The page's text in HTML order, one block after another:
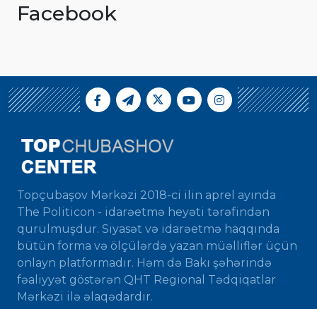
Facebook
Topçubaşov Mərkəzi 2018-ci ilin aprel ayında
The Politicon - idarəetmə heyəti tərəfindən
qurulmuşdur. Siyasət və idarəetmə haqqında
bütün forma və ölçülərdə yazan müəlliflər üçün
onlayn platformadır. Həm də Bakı şəhərində
fəaliyyət göstərən QHT Regional Tədqiqatlar
Mərkəzi ilə əlaqədardır.